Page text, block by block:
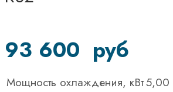
93 600 руб
Мощность охлаждения, кВт5,00